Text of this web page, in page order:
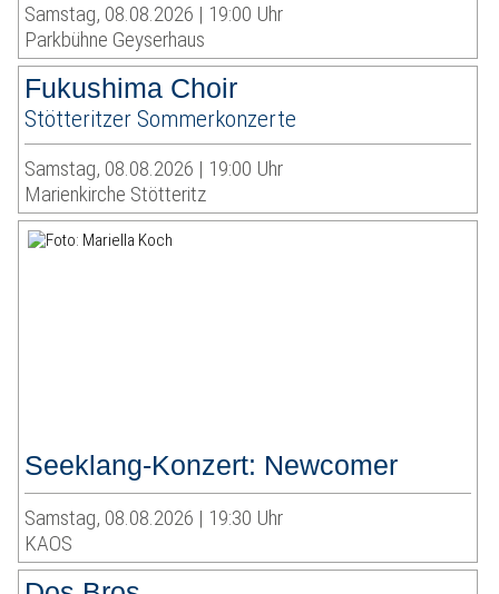
Samstag, 08.08.2026 | 19:00 Uhr
Parkbühne Geyserhaus
Fukushima Choir
Stötteritzer Sommerkonzerte
Samstag, 08.08.2026 | 19:00 Uhr
Marienkirche Stötteritz
Seeklang-Konzert: Newcomer
Samstag, 08.08.2026 | 19:30 Uhr
KAOS